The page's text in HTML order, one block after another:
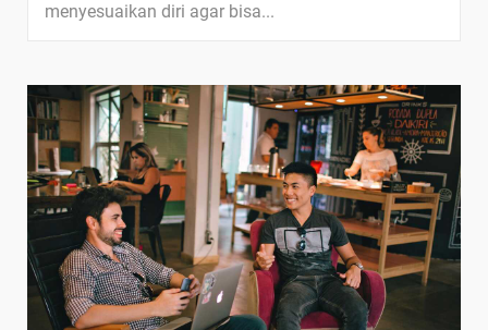
menyesuaikan diri agar bisa...